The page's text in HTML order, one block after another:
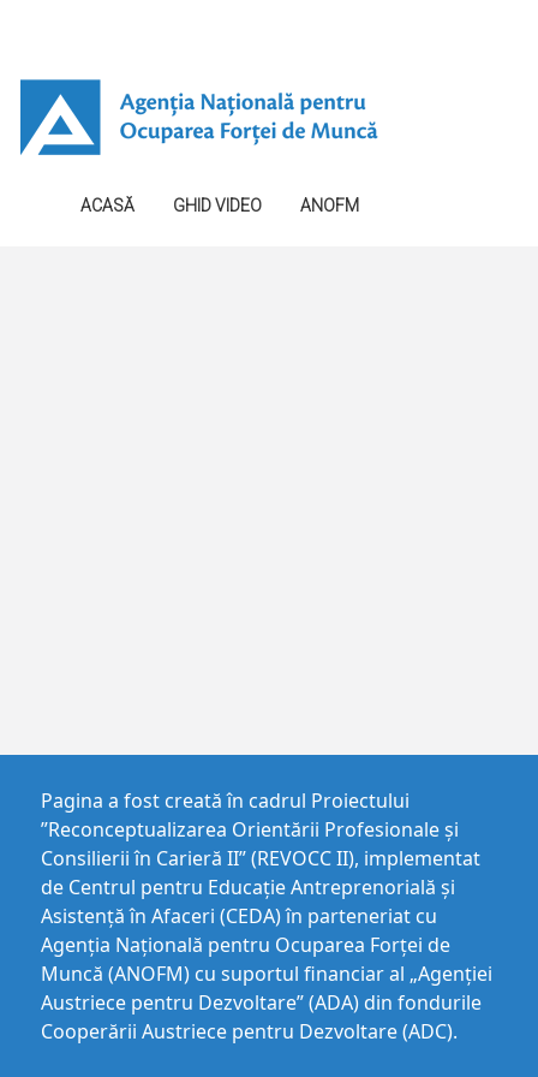
ACASĂ GHID VIDEO ANOFM
Pagina a fost creată în cadrul Proiectului
”Reconceptualizarea Orientării Profesionale și
Consilierii în Carieră II” (REVOCC II), implementat
de Centrul pentru Educaţie Antreprenorială şi
Asistenţă în Afaceri (CEDA) în parteneriat cu
Agenția Națională pentru Ocuparea Forței de
Muncă (ANOFM) cu suportul financiar al „Agenției
Austriece pentru Dezvoltare” (ADA) din fondurile
Cooperării Austriece pentru Dezvoltare (ADC).